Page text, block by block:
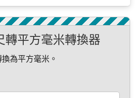
轉平方毫米轉換器
為平方毫米。